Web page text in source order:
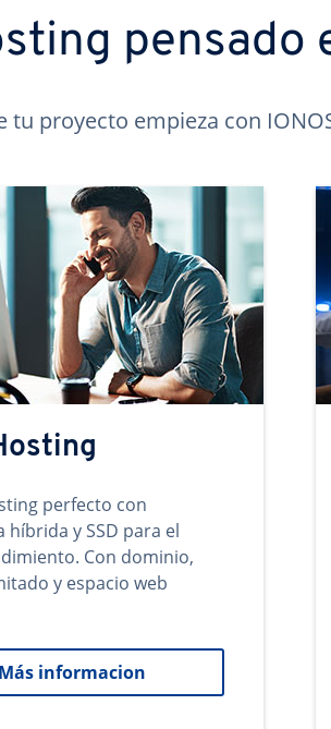
pensado
tu proyecto empieza con
perfecto con
híbrida y SSD para el
Con dominio,
y espacio web
Más informacion